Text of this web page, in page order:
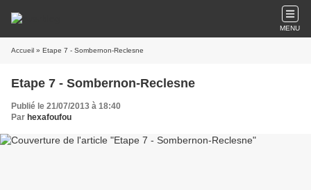
MENU
Accueil » Etape 7 - Sombernon-Reclesne
Etape 7 - Sombernon-Reclesne
Publié le 21/07/2013 à 18:40
Par hexafoufou